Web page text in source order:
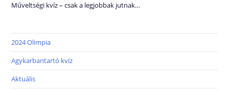
Műveltségi kvíz – csak a legjobbak jutnak…
2024 Olimpia
Agykarbantartó kvíz
Aktuális